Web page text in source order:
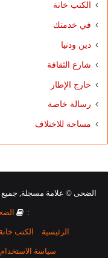
الكتب خانة
في خدمتك
دين ودنيا
شارع الثقافة
خارج الإطار
رسالة خاصة
مساحة للاختلاف
:
الرئيسية الكتب خانة
سياسة الاستخدام